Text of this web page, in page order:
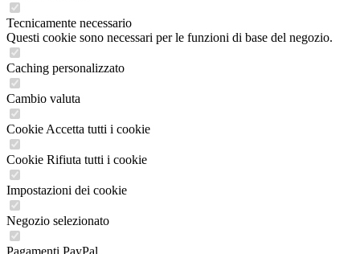
Tecnicamente necessario
Questi cookie sono necessari per le funzioni di base del negozio.
Caching personalizzato
Cambio valuta
Cookie Accetta tutti i cookie
Cookie Rifiuta tutti i cookie
Impostazioni dei cookie
Negozio selezionato
Pagamenti PayPal